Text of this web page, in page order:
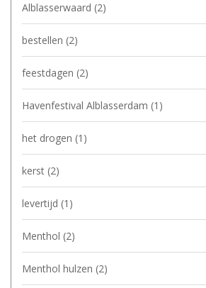
Alblasserwaard (2)
bestellen (2)
feestdagen (2)
Havenfestival Alblasserdam (1)
het drogen (1)
kerst (2)
levertijd (1)
Menthol (2)
Menthol hulzen (2)